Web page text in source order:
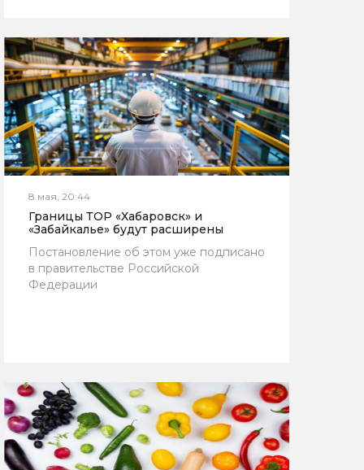
8 мая, 20:44
Границы ТОР «Хабаровск» и
«Забайкалье» будут расширены
Постановление об этом уже подписано
в правительстве Российской
Федерации